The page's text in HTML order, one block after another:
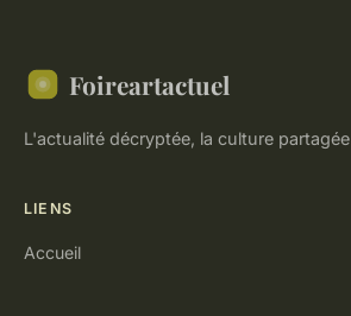
Foireartactuel
L'actualité décryptée, la culture partagée
LIENS
Accueil